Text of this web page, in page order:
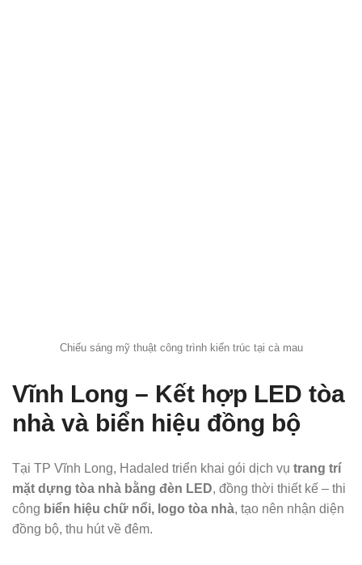
Chiếu sáng mỹ thuật công trình kiến trúc tại cà mau
Vĩnh Long – Kết hợp LED tòa
nhà và biển hiệu đồng bộ
Tại TP Vĩnh Long, Hadaled triển khai gói dịch vụ trang trí
mặt dựng tòa nhà bằng đèn LED, đồng thời thiết kế – thi
công biển hiệu chữ nổi, logo tòa nhà, tạo nên nhận diện
đồng bộ, thu hút về đêm.